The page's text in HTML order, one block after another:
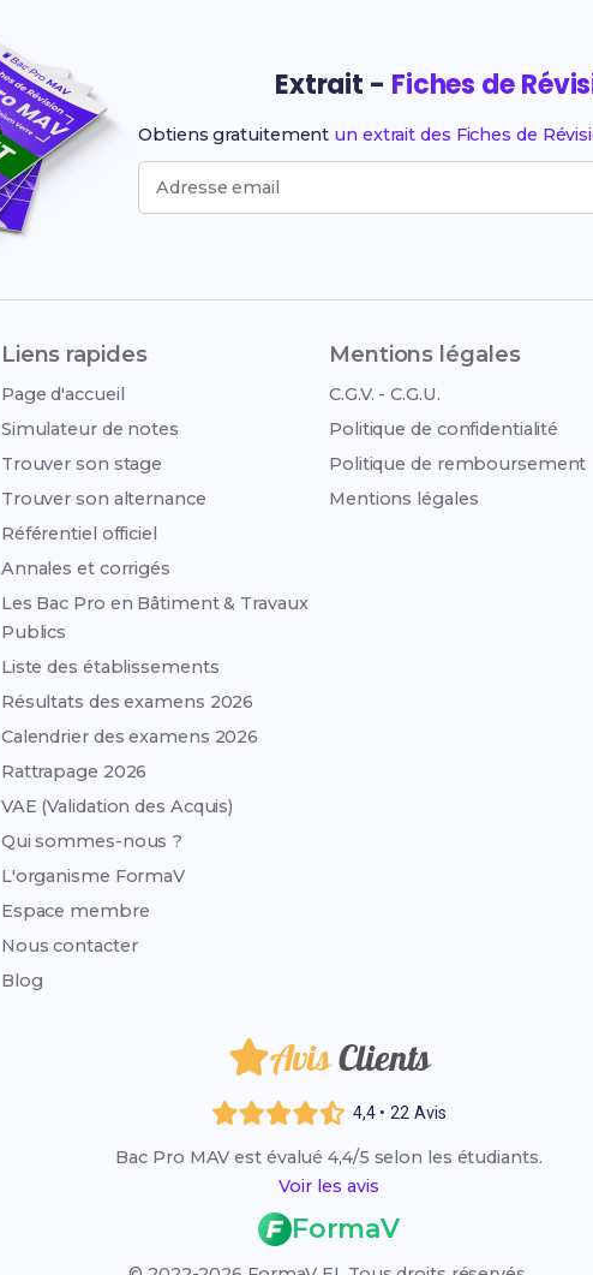
Extrait - Fiches de
Obtiens gratuitement un extrait des Fiches de
Adresse email
Liens rapides
Page d'accueil
Simulateur de notes
Trouver son stage
Trouver son alternance
Référentiel officiel
Annales et corrigés
Les Bac Pro en Bâtiment & Travaux
Publics
Liste des établissements
Résultats des examens 2026
Calendrier des examens 2026
Rattrapage 2026
VAE (Validation des Acquis)
Qui sommes-nous ?
L'organisme FormaV
Espace membre
Nous contacter
Blog
Mentions légales
C.G.V. - C.G.U.
Politique de confidentialité
Politique de remboursement
Mentions légales
AvisClients
4,4 • 22 Avis
Bac Pro MAV est évalué 4,4/5 selon les étudiants.
Voir les avis
FormaV